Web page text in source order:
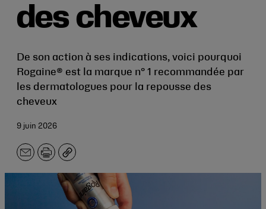
des cheveux
De son action à ses indications, voici pourquoi
Rogaine® est la marque n° 1 recommandée par
les dermatologues pour la repousse des
cheveux
9 juin 2026
E-
Imprimer
Copier